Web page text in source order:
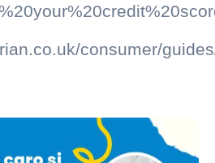
consumer/